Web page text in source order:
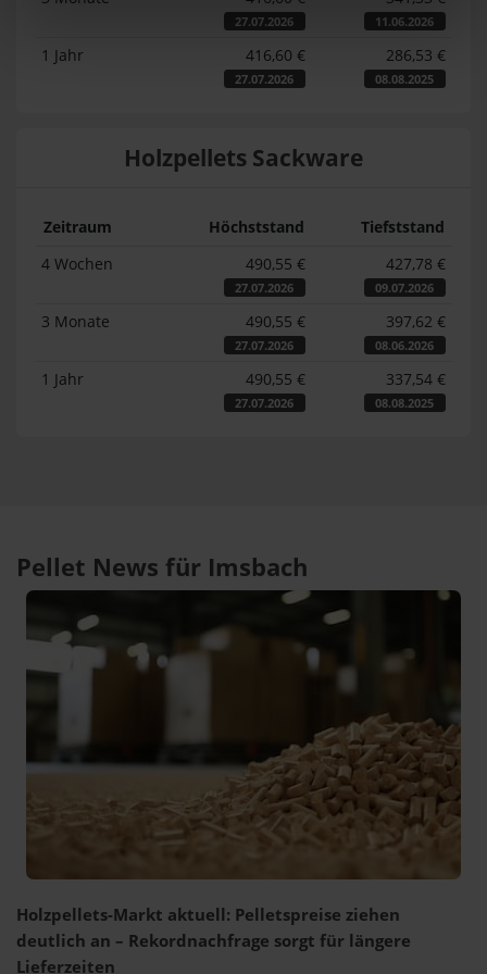
27.07.2026 11.06.2026
1 Jahr 416,60 €
27.07.2026
286,53 €
08.08.2025
Holzpellets Sackware
Zeitraum Höchststand
Tiefststand
4 Wochen
490,55 €
27.07.2026
427,78 €
09.07.2026
3 Monate 490,55 €
27.07.2026
397,62 €
08.06.2026
1 Jahr 490,55 €
27.07.2026
337,54 €
08.08.2025
Pellet News für Imsbach
Holzpellets-Markt aktuell: Pelletspreise ziehen
deutlich an – Rekordnachfrage sorgt für längere
Lieferzeiten